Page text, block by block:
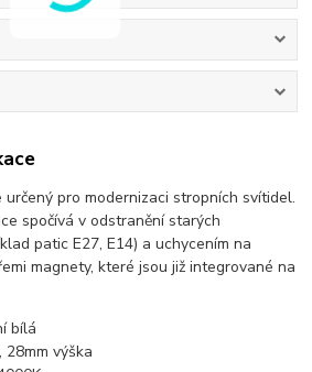
určený pro modernizaci stropních svítidel.
spočívá v odstranění starých
patic E27, E14) a uchycením na
magnety, které jsou již integrované na
bílá
28mm výška